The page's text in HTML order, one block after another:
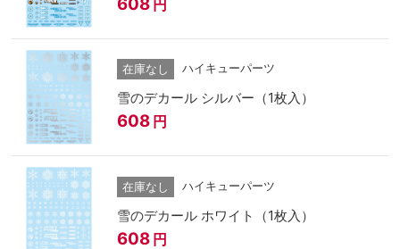
円
在庫なし ハイキューパーツ
雪のデカール シルバー（1枚入）
608 円
在庫なし ハイキューパーツ
雪のデカール ホワイト（1枚入）
608 円